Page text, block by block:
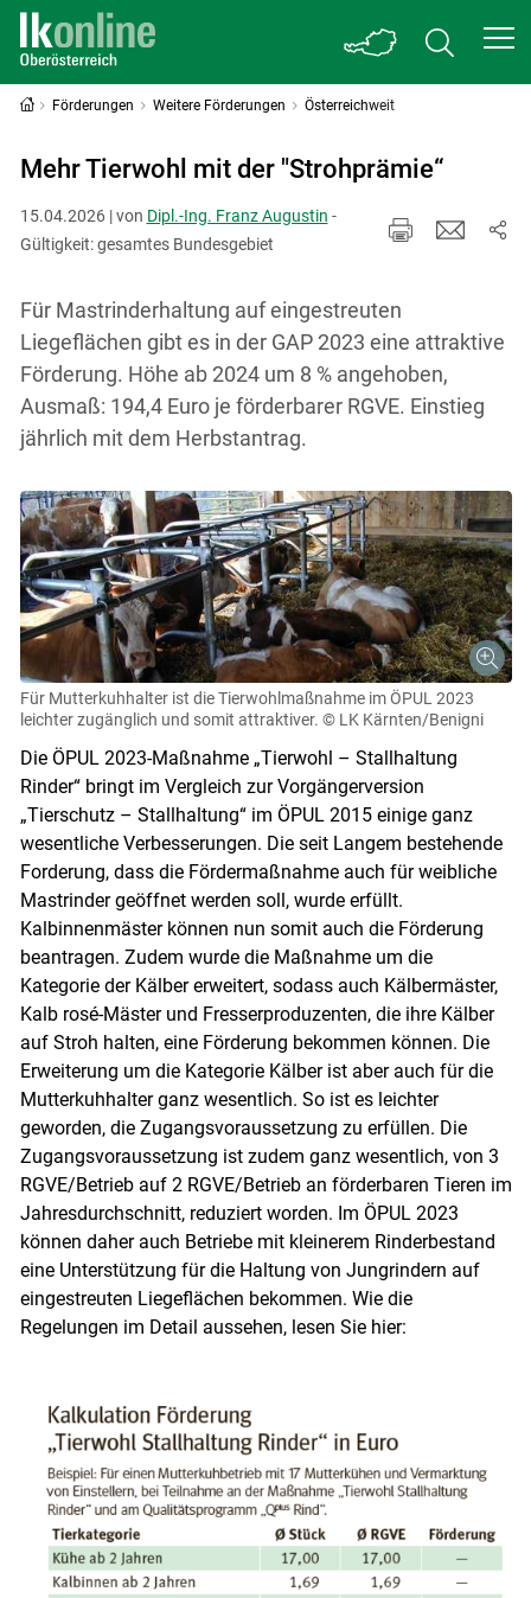
Skip to main content
Förderungen Weitere Förderungen Österreichweit
Mehr Tierwohl mit der "Strohprämie“
15.04.2026 | von Dipl.-Ing. Franz Augustin -
Gültigkeit: gesamtes Bundesgebiet
Für Mastrinderhaltung auf eingestreuten
Liegeflächen gibt es in der GAP 2023 eine attraktive
Förderung. Höhe ab 2024 um 8 % angehoben,
Ausmaß: 194,4 Euro je förderbarer RGVE. Einstieg
jährlich mit dem Herbstantrag.
Für Mutterkuhhalter ist die Tierwohlmaßnahme im ÖPUL 2023
leichter zugänglich und somit attraktiver. © LK Kärnten/Benigni
Die ÖPUL 2023-Maßnahme „Tierwohl – Stallhaltung
Rinder“ bringt im Vergleich zur Vorgängerversion
„Tierschutz – Stallhaltung“ im ÖPUL 2015 einige ganz
wesentliche Verbesserungen. Die seit Langem bestehende
Forderung, dass die Fördermaßnahme auch für weibliche
Mastrinder geöffnet werden soll, wurde erfüllt.
Kalbinnenmäster können nun somit auch die Förderung
beantragen. Zudem wurde die Maßnahme um die
Kategorie der Kälber erweitert, sodass auch Kälbermäster,
Kalb rosé-Mäster und Fresserproduzenten, die ihre Kälber
auf Stroh halten, eine Förderung bekommen können. Die
Erweiterung um die Kategorie Kälber ist aber auch für die
Mutterkuhhalter ganz wesentlich. So ist es leichter
geworden, die Zugangsvoraussetzung zu erfüllen. Die
Zugangsvoraussetzung ist zudem ganz wesentlich, von 3
RGVE/​Betrieb auf 2 RGVE/​Betrieb an förderbaren Tieren im
Jahresdurchschnitt, reduziert worden. Im ÖPUL 2023
können daher auch Betriebe mit kleinerem Rinderbestand
eine Unterstützung für die Haltung von Jungrindern auf
eingestreuten Liegeflächen bekommen. Wie die
Regelungen im Detail aussehen, lesen Sie hier: